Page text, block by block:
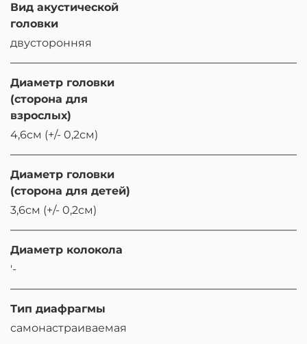
Вид акустической
головки
двусторонняя
Диаметр головки
(сторона для
взрослых)
4,6см (+/- 0,2см)
Диаметр головки
(сторона для детей)
3,6см (+/- 0,2см)
Диаметр колокола
'-
Тип диафрагмы
самонастраиваемая